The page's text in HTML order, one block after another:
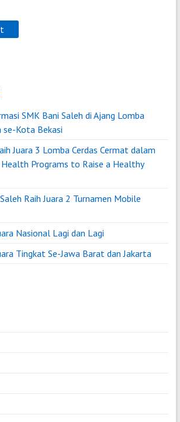
SMK Bani Saleh di Ajang Lomba
se-Kota Bekasi
Juara 3 Lomba Cerdas Cermat dalam
Programs to Raise a Healthy
Raih Juara 2 Turnamen Mobile
Nasional Lagi dan Lagi
Tingkat Se-Jawa Barat dan Jakarta